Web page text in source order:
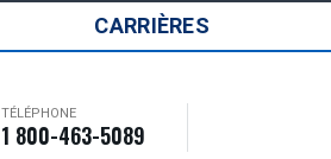
CARRIÈRES
TÉLÉPHONE
1 800-463-5089